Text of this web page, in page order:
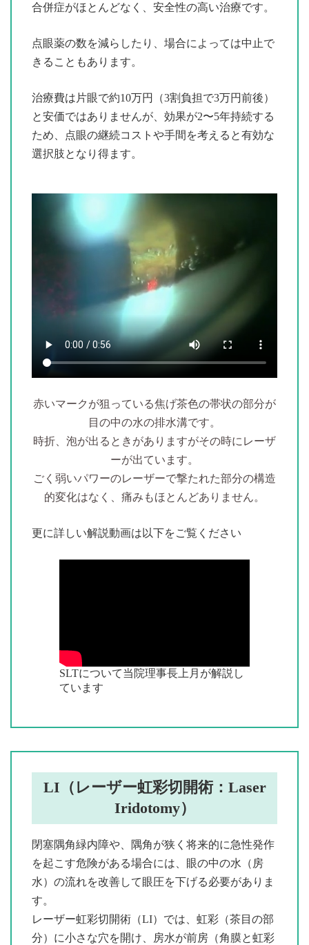
合併症がほとんどなく、安全性の高い治療です。
点眼薬の数を減らしたり、場合によっては中止で
きることもあります。
治療費は片眼で約10万円（3割負担で3万円前後）
と安価ではありませんが、効果が2〜5年持続する
ため、点眼の継続コストや手間を考えると有効な
選択肢となり得ます。
赤いマークが狙っている焦げ茶色の帯状の部分が
目の中の水の排水溝です。
時折、泡が出るときがありますがその時にレーザ
ーが出ています。
ごく弱いパワーのレーザーで撃たれた部分の構造
的変化はなく、痛みもほとんどありません。
更に詳しい解説動画は以下をご覧ください
SLTについて当院理事長上月が解説し
ています
LI（レーザー虹彩切開術：Laser
Iridotomy）
閉塞隅角緑内障や、隅角が狭く将来的に急性発作
を起こす危険がある場合には、眼の中の水（房
水）の流れを改善して眼圧を下げる必要がありま
す。
レーザー虹彩切開術（LI）では、虹彩（茶目の部
分）に小さな穴を開け、房水が前房（角膜と虹彩